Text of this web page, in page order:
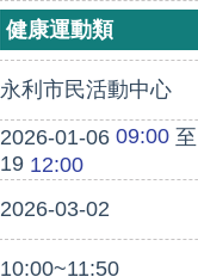
健康運動類
永利市民活動中心
2026-01-0609:00至
1912:00
2026-03-02
10:00~11:50